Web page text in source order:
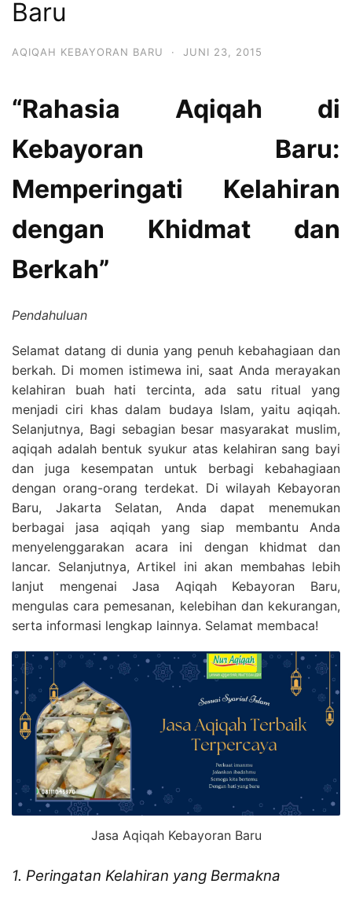
6713
Baru
AQIQAH KEBAYORAN BARU · JUNI 23, 2015
“Rahasia Aqiqah di
Kebayoran Baru:
Memperingati Kelahiran
dengan Khidmat dan
Berkah”
Pendahuluan
Selamat datang di dunia yang penuh kebahagiaan dan
berkah. Di momen istimewa ini, saat Anda merayakan
kelahiran buah hati tercinta, ada satu ritual yang
menjadi ciri khas dalam budaya Islam, yaitu aqiqah.
Selanjutnya, Bagi sebagian besar masyarakat muslim,
aqiqah adalah bentuk syukur atas kelahiran sang bayi
dan juga kesempatan untuk berbagi kebahagiaan
dengan orang-orang terdekat. Di wilayah Kebayoran
Baru, Jakarta Selatan, Anda dapat menemukan
berbagai jasa aqiqah yang siap membantu Anda
menyelenggarakan acara ini dengan khidmat dan
lancar. Selanjutnya, Artikel ini akan membahas lebih
lanjut mengenai Jasa Aqiqah Kebayoran Baru,
mengulas cara pemesanan, kelebihan dan kekurangan,
serta informasi lengkap lainnya. Selamat membaca!
Jasa Aqiqah Kebayoran Baru
1. Peringatan Kelahiran yang Bermakna